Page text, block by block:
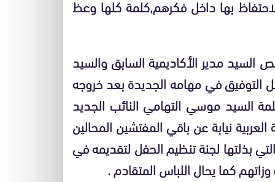
بها داخل فكرهم,كلمة كلها وعظ
مدير الأكاديمية السابق والسيد
التوفيق في مهامه الجديدة بعد خروجه
السيد موسي التهامي النائب الجديد
نيابة عن باقي المفتشين المحالين
بذلتها لجنة تنظيم الحفل لتقديمه في
كما يحال اللباس المتقادم .